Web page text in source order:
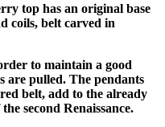
top has an original base
coils, belt carved in
to maintain a good
are pulled. The pendants
belt, add to the already
second Renaissance.